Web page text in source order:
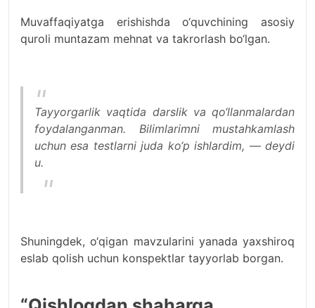
Muvaffaqiyatga erishishda o‘quvchining asosiy
quroli muntazam mehnat va takrorlash bo‘lgan.
Tayyorgarlik vaqtida darslik va qo‘llanmalardan
foydalanganman. Bilimlarimni mustahkamlash
uchun esa testlarni juda ko‘p ishlardim, — deydi
u.
Shuningdek, o‘qigan mavzularini yanada yaxshiroq
eslab qolish uchun konspektlar tayyorlab borgan.